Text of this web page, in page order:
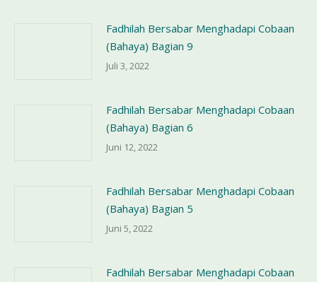
Fadhilah Bersabar Menghadapi Cobaan
(Bahaya) Bagian 9
Juli 3, 2022
Fadhilah Bersabar Menghadapi Cobaan
(Bahaya) Bagian 6
Juni 12, 2022
Fadhilah Bersabar Menghadapi Cobaan
(Bahaya) Bagian 5
Juni 5, 2022
Fadhilah Bersabar Menghadapi Cobaan